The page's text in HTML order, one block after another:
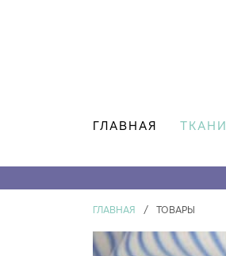
ГЛАВНАЯ ТКАНИ
ГЛАВНАЯ / ТОВАРЫ